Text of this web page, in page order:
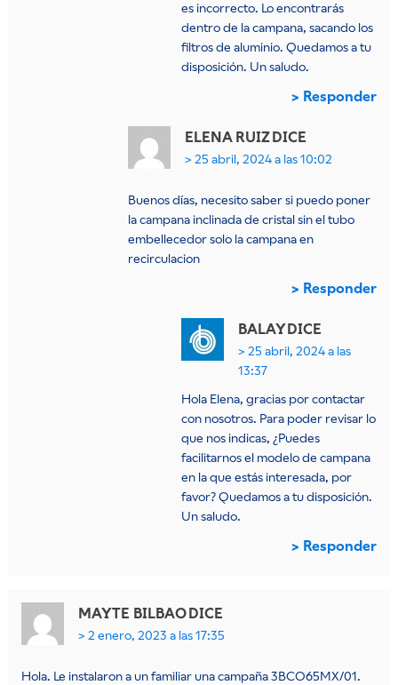
es incorrecto. Lo encontrarás
dentro de la campana, sacando los
filtros de aluminio. Quedamos a tu
disposición. Un saludo.
Responder
ELENA RUIZ DICE
25 abril, 2024 a las 10:02
Buenos días, necesito saber si puedo poner
la campana inclinada de cristal sin el tubo
embellecedor solo la campana en
recirculacion
Responder
BALAY DICE
25 abril, 2024 a las
13:37
Hola Elena, gracias por contactar
con nosotros. Para poder revisar lo
que nos indicas, ¿Puedes
facilitarnos el modelo de campana
en la que estás interesada, por
favor? Quedamos a tu disposición.
Un saludo.
Responder
MAYTE BILBAO DICE
2 enero, 2023 a las 17:35
Hola. Le instalaron a un familiar una campaña 3BCO65MX/01.